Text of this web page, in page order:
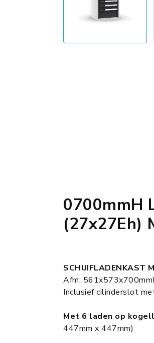
0700mmH
(27x27Eh)
SCHUIFLADENKAST
Afm:
Inclusief cilinderslot
Met 6 laden op
447mm x 447mm)